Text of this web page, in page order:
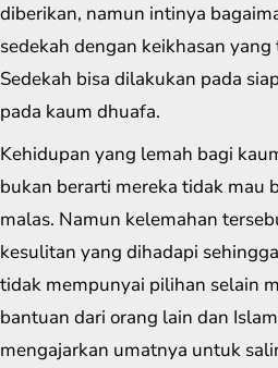
diberikan, namun intinya
sedekah dengan keikhasan
Sedekah bisa dilakukan pada
pada kaum dhuafa.
Kehidupan yang lemah bagi
bukan berarti mereka tidak mau
malas. Namun kelemahan
kesulitan yang dihadapi
tidak mempunyai pilihan selain
bantuan dari orang lain dan
mengajarkan umatnya untuk